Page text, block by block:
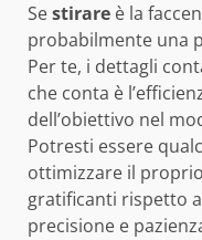
Sestirare è la
probabilmente una
Per te, i dettagli
che conta è
dell’obiettivo nel
Potresti essere
ottimizzare il
gratificanti rispetto
precisione e